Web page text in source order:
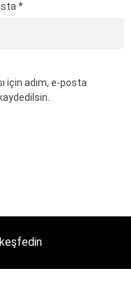
*
için adım, e-posta